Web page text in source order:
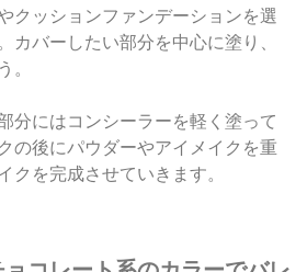
クッションファンデーションを選
カバーしたい部分を中心に塗り、
。
分にはコンシーラーを軽く塗って
の後にパウダーやアイメイクを重
クを完成させていきます。